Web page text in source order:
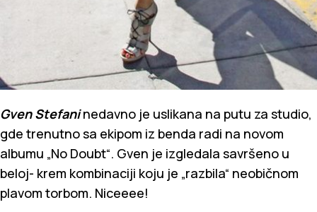
Gven Stefaninedavno je uslikana na putu za studio,
gde trenutno sa ekipom iz benda radi na novom
albumu „No Doubt“. Gven je izgledala savršeno u
beloj- krem kombinaciji koju je „razbila“ neobičnom
plavom torbom. Niceeee!